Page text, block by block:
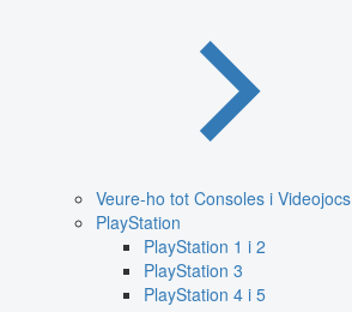
Veure-ho tot Consoles i Videojocs
PlayStation
PlayStation 1 i 2
PlayStation 3
PlayStation 4 i 5